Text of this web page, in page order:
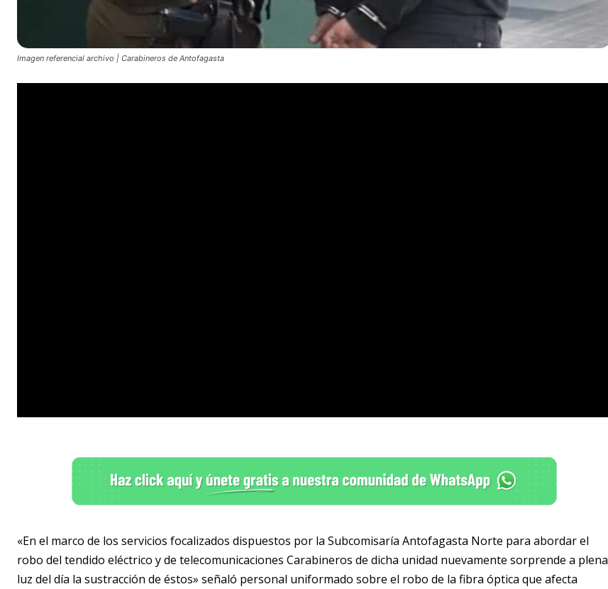
Imagen referencial archivo | Carabineros de Antofagasta
«En el marco de los servicios focalizados dispuestos por la Subcomisaría Antofagasta Norte para abordar el
robo del tendido eléctrico y de telecomunicaciones Carabineros de dicha unidad nuevamente sorprende a plena
luz del día la sustracción de éstos» señaló personal uniformado sobre el robo de la fibra óptica que afecta